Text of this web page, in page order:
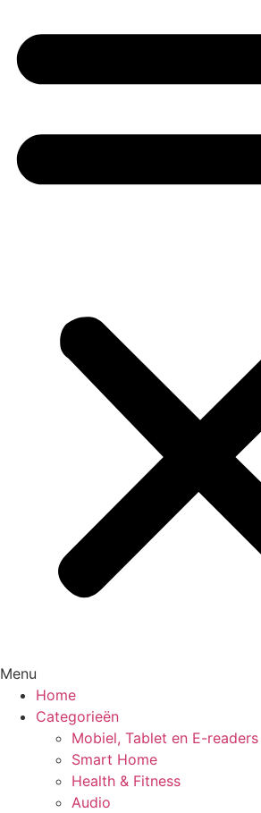
Menu
Home
Categorieën
Mobiel, Tablet en E-readers
Smart Home
Health & Fitness
Audio